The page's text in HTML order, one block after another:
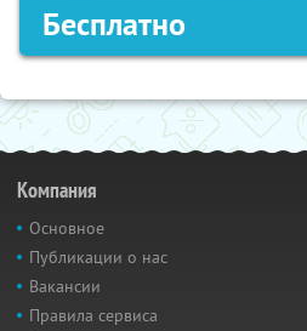
Бесплатно
Компания
Основное
Публикации о нас
Вакансии
Правила сервиса